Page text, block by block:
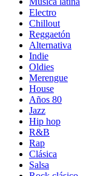
Electro
Chillout
Reggaetón
Alternativa
Indie
Oldies
Merengue
House
Años 80
Jazz
Hip hop
R&B
Rap
Clásica
Salsa